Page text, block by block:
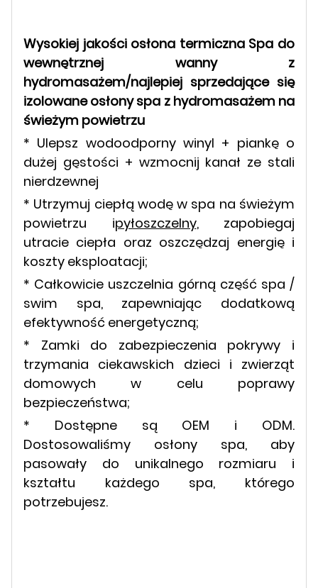
Wysokiej jakości osłona termiczna Spa do
wewnętrznej wanny z
hydromasażem/najlepiej sprzedające się
izolowane osłony spa z hydromasażem na
świeżym powietrzu
* Ulepsz wodoodporny winyl + piankę o
dużej gęstości + wzmocnij kanał ze stali
nierdzewnej
* Utrzymuj ciepłą wodę w spa na świeżym
powietrzu ipyłoszczelny, zapobiegaj
utracie ciepła oraz oszczędzaj energię i
koszty eksploatacji;
* Całkowicie uszczelnia górną część spa /
swim spa, zapewniając dodatkową
efektywność energetyczną;
* Zamki do zabezpieczenia pokrywy i
trzymania ciekawskich dzieci i zwierząt
domowych w celu poprawy
bezpieczeństwa;
* Dostępne są OEM i ODM.
Dostosowaliśmy osłony spa, aby
pasowały do ​​unikalnego rozmiaru i
kształtu każdego spa, którego
potrzebujesz.